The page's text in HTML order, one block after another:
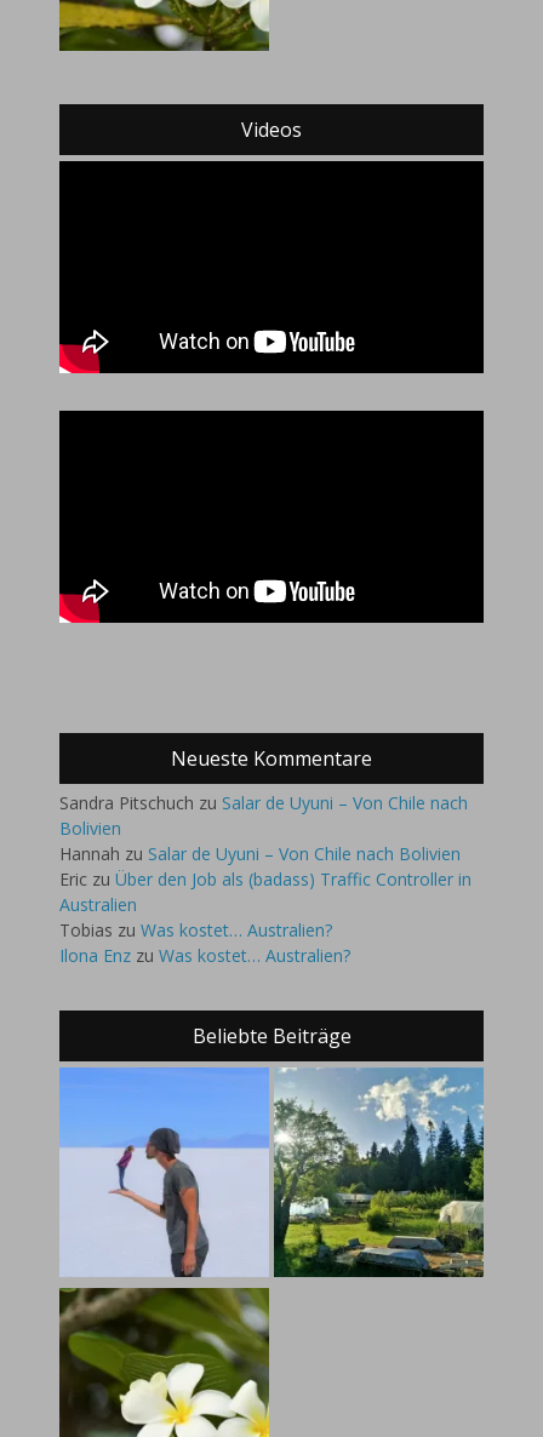
Videos
Neueste Kommentare
Sandra Pitschuch zu Salar de Uyuni – Von Chile nach
Bolivien
Hannah zu Salar de Uyuni – Von Chile nach Bolivien
Eric zu Über den Job als (badass) Traffic Controller in
Australien
Tobias zu Was kostet… Australien?
Ilona Enz zu Was kostet… Australien?
Beliebte Beiträge